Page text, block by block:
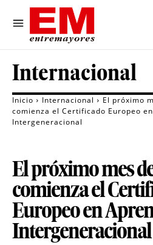
Internacional
Inicio Internacional
El próximo
comienza el Certificado Europeo
Intergeneracional
El próximo mes
comienza el
Europeo en
Intergeneracional